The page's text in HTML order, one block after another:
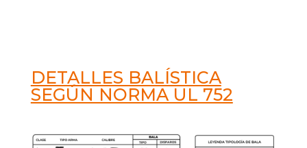
DETALLES BALÍSTICA
SEGÚN NORMA UL 752